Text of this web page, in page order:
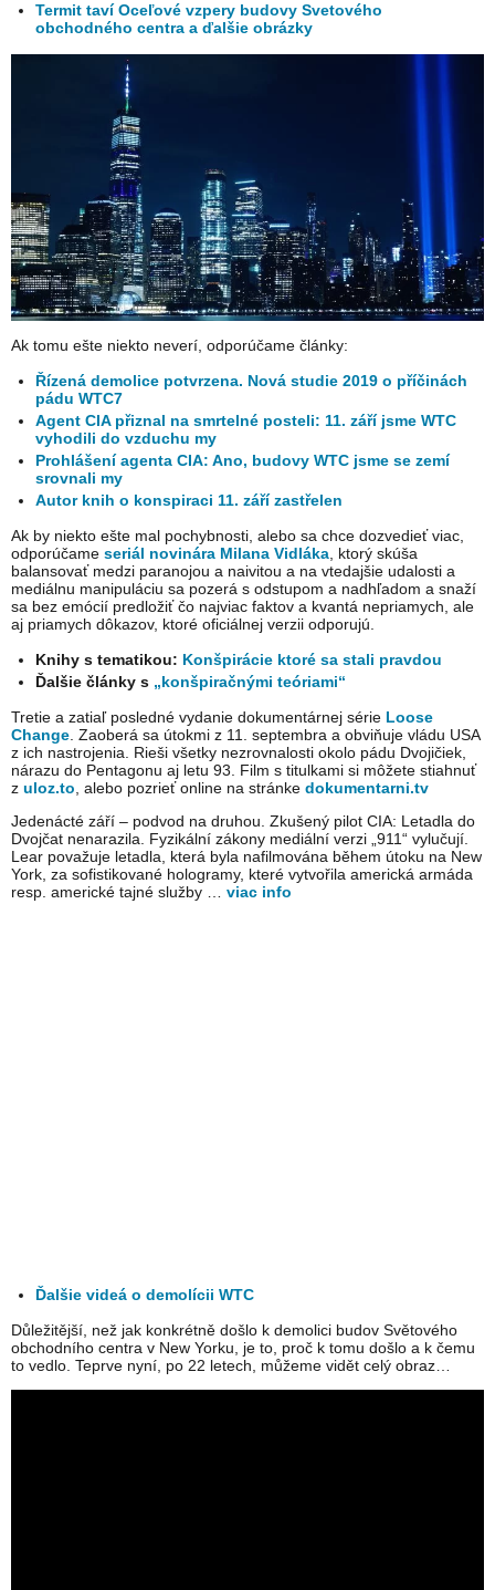
Termit taví Oceľové vzpery budovy Svetového
obchodného centra a ďalšie obrázky
Ak tomu ešte niekto neverí, odporúčame články:
Řízená demolice potvrzena. Nová studie 2019 o příčinách
pádu WTC7
Agent CIA přiznal na smrtelné posteli: 11. září jsme WTC
vyhodili do vzduchu my
Prohlášení agenta CIA: Ano, budovy WTC jsme se zemí
srovnali my
Autor knih o konspiraci 11. září zastřelen
Ak by niekto ešte mal pochybnosti, alebo sa chce dozvedieť viac,
odporúčame seriál novinára Milana Vidláka , ktorý skúša
balansovať medzi paranojou a naivitou a na vtedajšie udalosti a
mediálnu manipuláciu sa pozerá s odstupom a nadhľadom a snaží
sa bez emócií predložiť čo najviac faktov a kvantá nepriamych, ale
aj priamych dôkazov, ktoré oficiálnej verzii odporujú.
Knihy s tematikou: Konšpirácie ktoré sa stali pravdou
Ďalšie články s „konšpiračnými teóriami“
Tretie a zatiaľ posledné vydanie dokumentárnej série Loose
Change . Zaoberá sa útokmi z 11. septembra a obviňuje vládu USA
z ich nastrojenia. Rieši všetky nezrovnalosti okolo pádu Dvojičiek,
nárazu do Pentagonu aj letu 93. Film s titulkami si môžete stiahnuť
z uloz.to , alebo pozrieť online na stránke dokumentarni.tv
Jedenácté září – podvod na druhou. Zkušený pilot CIA: Letadla do
Dvojčat nenarazila. Fyzikální zákony mediální verzi „911“ vylučují.
Lear považuje letadla, která byla nafilmována během útoku na New
York, za sofistikované hologramy, které vytvořila americká armáda
resp. americké tajné služby … viac info
Ďalšie videá o demolícii WTC
Důležitější, než jak konkrétně došlo k demolici budov Světového
obchodního centra v New Yorku, je to, proč k tomu došlo a k čemu
to vedlo. Teprve nyní, po 22 letech, můžeme vidět celý obraz…